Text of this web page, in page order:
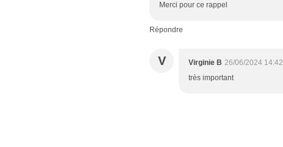
Merci pour ce rappel
Répondre
V Virginie B 26/06/2024 14:42
très important